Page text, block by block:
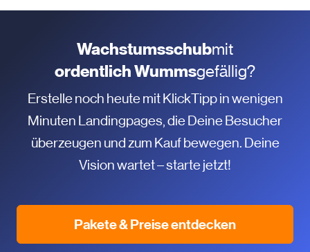
Wachstumsschubmit
ordentlich Wummsgefällig?
Erstelle noch heute mit KlickTipp in wenigen
Minuten Landingpages, die Deine Besucher
überzeugen und zum Kauf bewegen. Deine
Vision wartet – starte jetzt!
Pakete & Preise entdecken